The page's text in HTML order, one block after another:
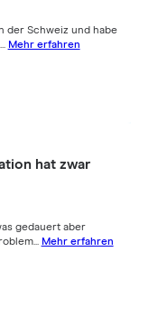
der Schweiz und habe
Mehr erfahren
hat zwar
gedauert aber
Mehr erfahren